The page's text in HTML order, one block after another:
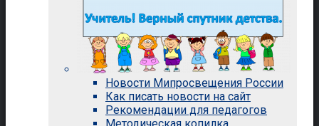
Новости Мипросвещения России
Как писать новости на сайт
Рекомендации для педагогов